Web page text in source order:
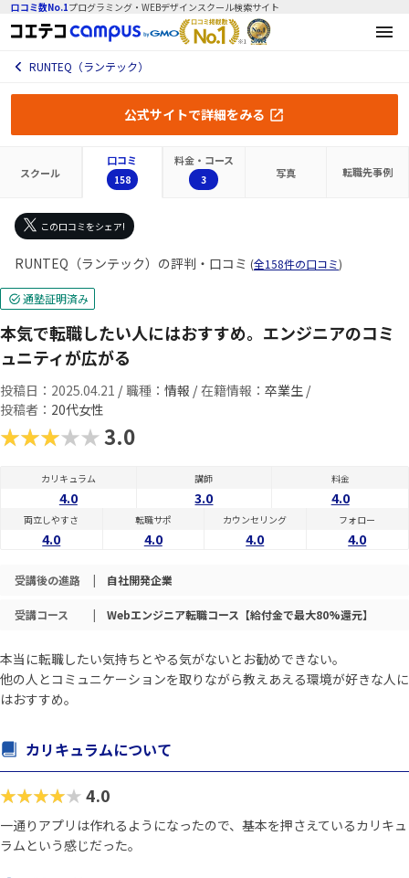
口コミ数No.1プログラミング・WEBデザインスクール検索サイト
RUNTEQ（ランテック）
公式サイトで詳細をみる
スクール
口コミ
158
料金・コース
3 写真 転職先事例
この口コミをシェア!
RUNTEQ（ランテック）の評判・口コミ (全158件の口コミ)
通塾証明済み
本気で転職したい人にはおすすめ。エンジニアのコミ
ュニティが広がる
投稿日：2025.04.21 / 職種： 情報 / 在籍情報： 卒業生 /
投稿者： 20代女性
★★★★★3.0
カリキュラム
4.0
講師
3.0
料金
4.0
両立しやすさ
4.0
転職サポ
4.0
カウンセリング
4.0
フォロー
4.0
受講後の進路 | 自社開発企業
受講コース | Webエンジニア転職コース【給付金で最大80%還元】
本当に転職したい気持ちとやる気がないとお勧めできない。
他の人とコミュニケーションを取りながら教えあえる環境が好きな人に
はおすすめ。
カリキュラムについて
★★★★★4.0
一通りアプリは作れるようになったので、基本を押さえているカリキュ
ラムという感じだった。